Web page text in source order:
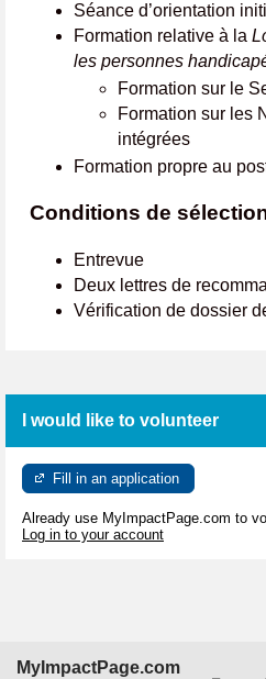
Séance d’orientation
Formation relative à la
les personnes
Formation sur le
Formation sur les
intégrées
Formation propre au
Conditions de
Entrevue
Deux lettres de
Vérification de dossier
I would like to volunteer
Fill in an application
Already use MyImpactPage.com to
Log in to your account
MyImpactPage.com